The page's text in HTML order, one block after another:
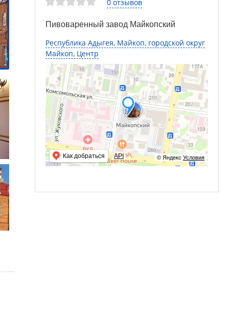
0 отзывов
Пивоваренный завод Майкопский
Республика Адыгея, Майкоп, городской округ
Майкоп, Центр
© Яндекс Условия
Как добраться API